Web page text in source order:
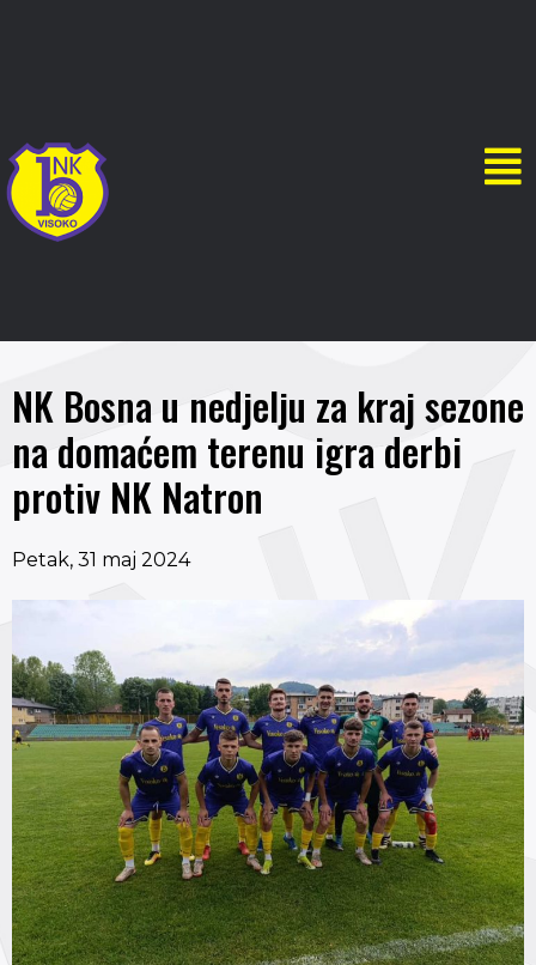
NK Bosna u nedjelju za kraj sezone
na domaćem terenu igra derbi
protiv NK Natron
Petak, 31 maj 2024